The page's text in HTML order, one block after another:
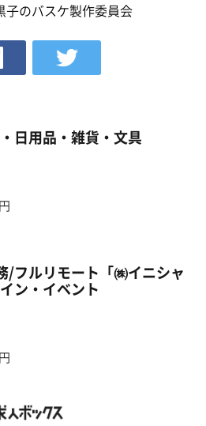
のバスケ製作委員会
日用品・雑貨・文具
/フルリモート「㈱イニシャ
ン・イベント